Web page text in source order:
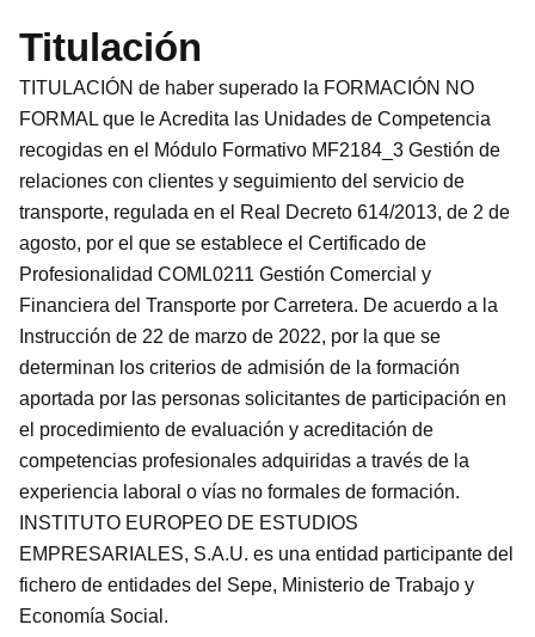
Titulación
TITULACIÓN de haber superado la FORMACIÓN NO
FORMAL que le Acredita las Unidades de Competencia
recogidas en el Módulo Formativo MF2184_3 Gestión de
relaciones con clientes y seguimiento del servicio de
transporte, regulada en el Real Decreto 614/2013, de 2 de
agosto, por el que se establece el Certificado de
Profesionalidad COML0211 Gestión Comercial y
Financiera del Transporte por Carretera. De acuerdo a la
Instrucción de 22 de marzo de 2022, por la que se
determinan los criterios de admisión de la formación
aportada por las personas solicitantes de participación en
el procedimiento de evaluación y acreditación de
competencias profesionales adquiridas a través de la
experiencia laboral o vías no formales de formación.
INSTITUTO EUROPEO DE ESTUDIOS
EMPRESARIALES, S.A.U. es una entidad participante del
fichero de entidades del Sepe, Ministerio de Trabajo y
Economía Social.